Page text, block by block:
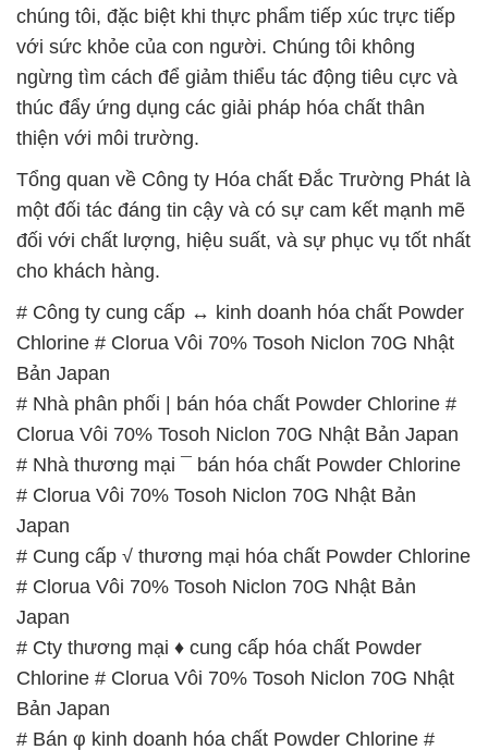
chúng tôi, đặc biệt khi thực phẩm tiếp xúc trực tiếp
với sức khỏe của con người. Chúng tôi không
ngừng tìm cách để giảm thiểu tác động tiêu cực và
thúc đẩy ứng dụng các giải pháp hóa chất thân
thiện với môi trường.
Tổng quan về Công ty Hóa chất Đắc Trường Phát là
một đối tác đáng tin cậy và có sự cam kết mạnh mẽ
đối với chất lượng, hiệu suất, và sự phục vụ tốt nhất
cho khách hàng.
# Công ty cung cấp ↔ kinh doanh hóa chất Powder
Chlorine # Clorua Vôi 70% Tosoh Niclon 70G Nhật
Bản Japan
# Nhà phân phối | bán hóa chất Powder Chlorine #
Clorua Vôi 70% Tosoh Niclon 70G Nhật Bản Japan
# Nhà thương mại ¯ bán hóa chất Powder Chlorine
# Clorua Vôi 70% Tosoh Niclon 70G Nhật Bản
Japan
# Cung cấp √ thương mại hóa chất Powder Chlorine
# Clorua Vôi 70% Tosoh Niclon 70G Nhật Bản
Japan
# Cty thương mại ♦ cung cấp hóa chất Powder
Chlorine # Clorua Vôi 70% Tosoh Niclon 70G Nhật
Bản Japan
# Bán φ kinh doanh hóa chất Powder Chlorine #